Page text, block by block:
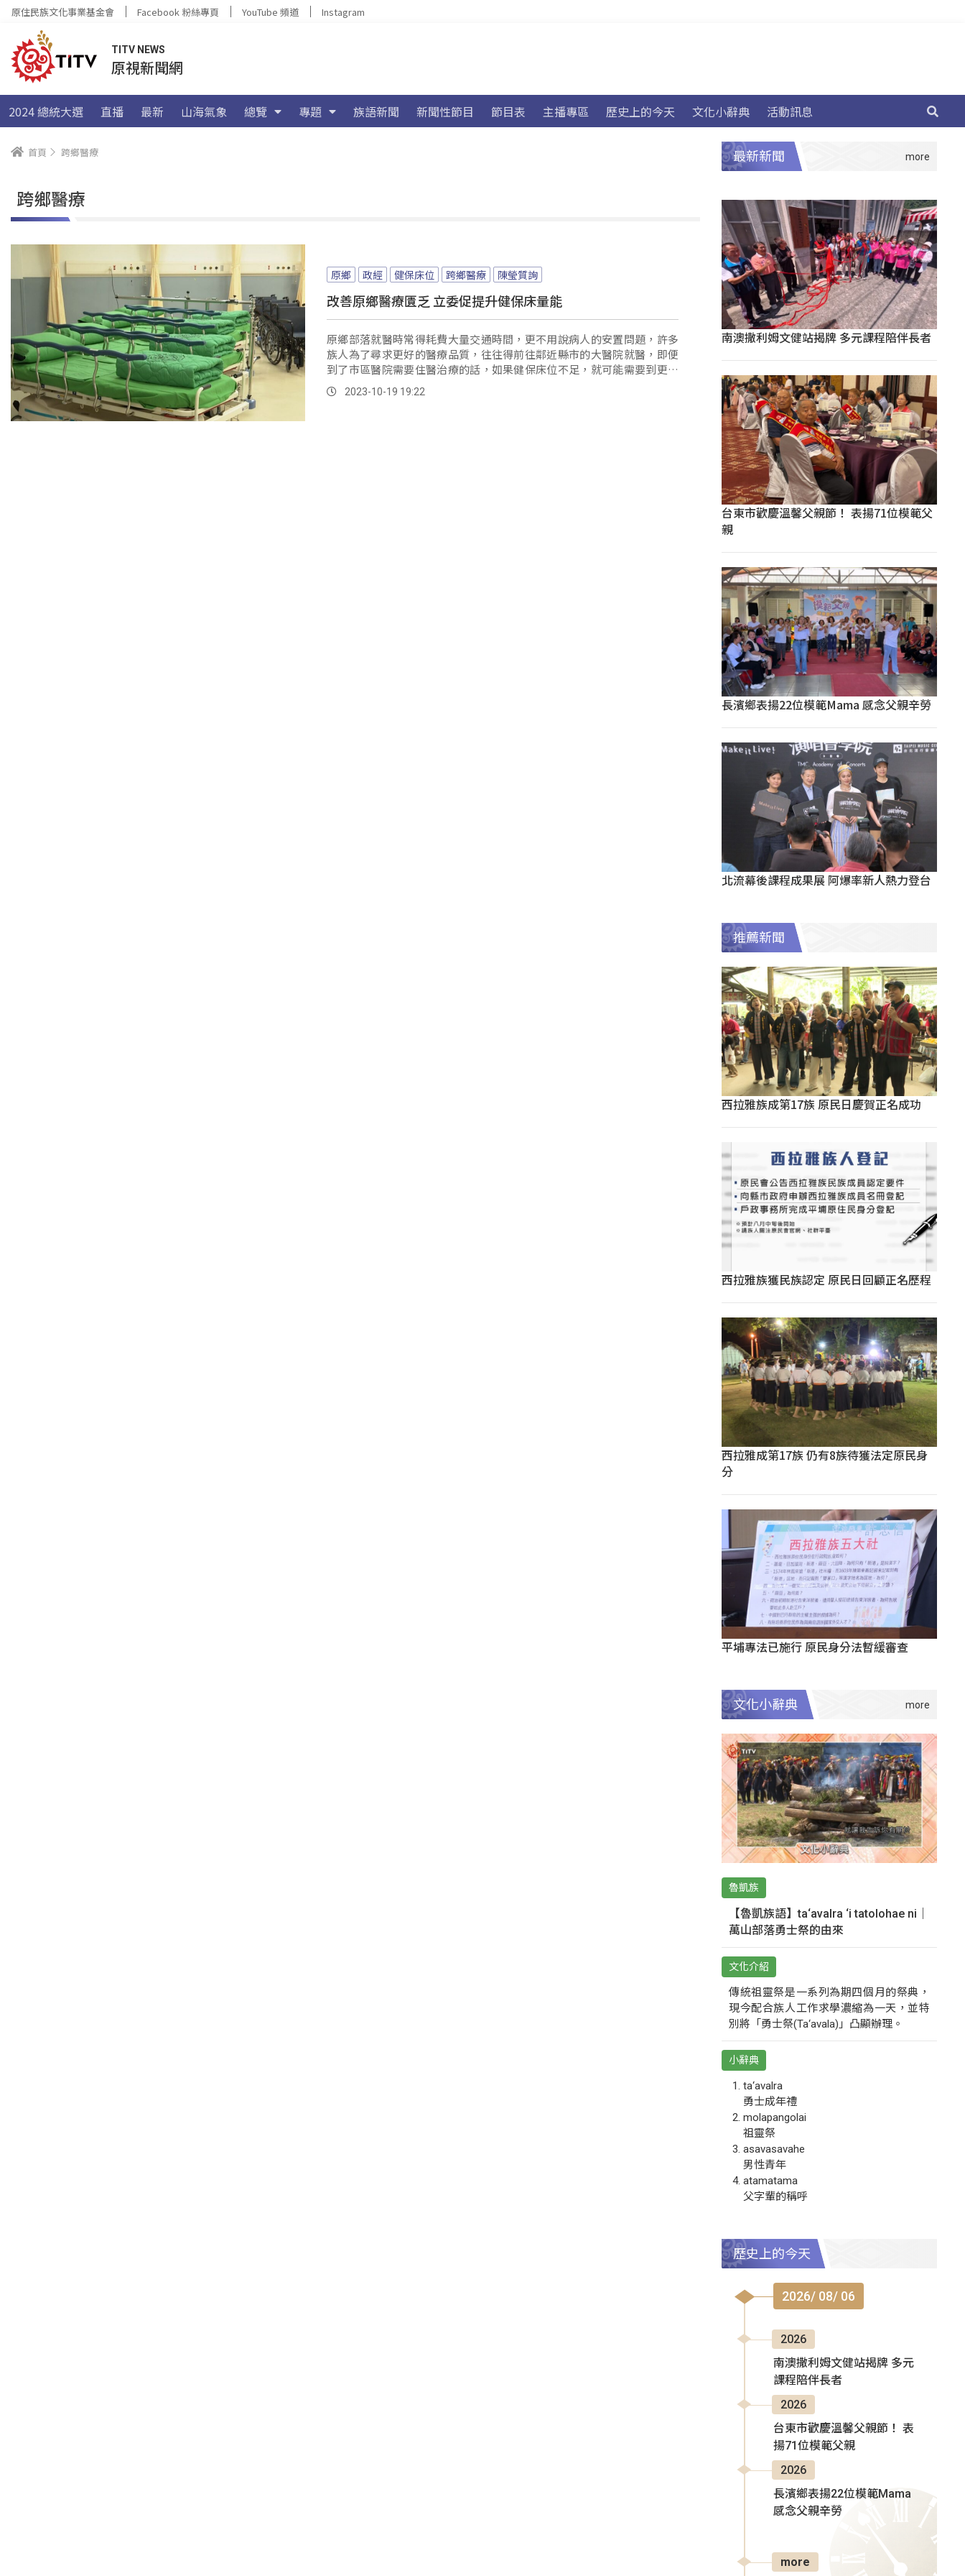
原住民族文化事業基金會 Facebook 粉絲專頁 YouTube 頻道 Instagram
TITV NEWS
原視新聞網
2024 總統大選 直播 最新 山海氣象 總覽 專題 族語新聞 新聞性節目 節目表 主播專區 歷史上的今天 文化小辭典 活動訊息
首頁 跨鄉醫療
跨鄉醫療
原鄉 政經 健保床位 跨鄉醫療 陳瑩質詢
改善原鄉醫療匱乏 立委促提升健保床量能
原鄉部落就醫時常得耗費大量交通時間，更不用說病人的安置問題，許多
族人為了尋求更好的醫療品質，往往得前往鄰近縣市的大醫院就醫，即便
到了市區醫院需要住醫治療的話，如果健保床位不足，就可能需要到更遠
的縣市住院安置。
2023-10-19 19:22
最新新聞
南澳撒利姆文健站揭牌 多元課程陪伴長者
台東市歡慶溫馨父親節！ 表揚71位模範父
親
長濱鄉表揚22位模範Mama 感念父親辛勞
北流幕後課程成果展 阿爆率新人熱力登台
推薦新聞
西拉雅族成第17族 原民日慶賀正名成功
西拉雅族獲民族認定 原民日回顧正名歷程
西拉雅成第17族 仍有8族待獲法定原民身
分
平埔專法已施行 原民身分法暫緩審查
文化小辭典
魯凱族
【魯凱族語】ta‘avalra ‘i tatolohae ni｜
萬山部落勇士祭的由來
文化介紹
傳統祖靈祭是一系列為期四個月的祭典，
現今配合族人工作求學濃縮為一天，並特
別將「勇士祭(Ta‘avala)」凸顯辦理。
小辭典
ta‘avalra
勇士成年禮
molapangolai
祖靈祭
asavasavahe
男性青年
atamatama
父字輩的稱呼
歷史上的今天
2026/ 08/ 06
2026
南澳撒利姆文健站揭牌 多元
課程陪伴長者
2026
台東市歡慶溫馨父親節！ 表
揚71位模範父親
2026
長濱鄉表揚22位模範Mama
感念父親辛勞
more